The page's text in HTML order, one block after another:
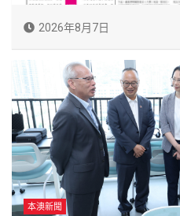
2026年8月7日
本澳新聞